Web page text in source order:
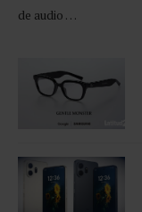
de audio …